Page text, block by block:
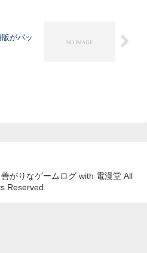
がパッ
がりなゲームログ with 電漫堂 All
Reserved.